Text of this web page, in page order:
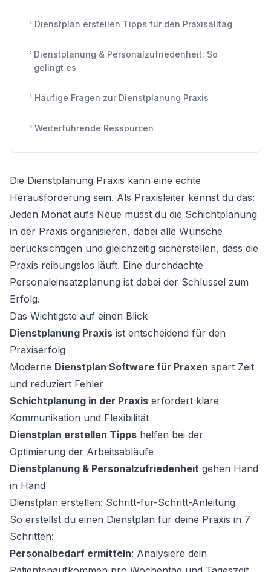
Dienstplan erstellen Tipps für den Praxisalltag
Dienstplanung & Personalzufriedenheit: So
gelingt es
Häufige Fragen zur Dienstplanung Praxis
Weiterführende Ressourcen
Die Dienstplanung Praxis kann eine echte
Herausforderung sein. Als Praxisleiter kennst du das:
Jeden Monat aufs Neue musst du die Schichtplanung
in der Praxis organisieren, dabei alle Wünsche
berücksichtigen und gleichzeitig sicherstellen, dass die
Praxis reibungslos läuft. Eine durchdachte
Personaleinsatzplanung ist dabei der Schlüssel zum
Erfolg.
Das Wichtigste auf einen Blick
Dienstplanung Praxis ist entscheidend für den
Praxiserfolg
Moderne Dienstplan Software für Praxen spart Zeit
und reduziert Fehler
Schichtplanung in der Praxis erfordert klare
Kommunikation und Flexibilität
Dienstplan erstellen Tipps helfen bei der
Optimierung der Arbeitsabläufe
Dienstplanung & Personalzufriedenheit gehen Hand
in Hand
Dienstplan erstellen: Schritt-für-Schritt-Anleitung
So erstellst du einen Dienstplan für deine Praxis in 7
Schritten:
Personalbedarf ermitteln: Analysiere dein